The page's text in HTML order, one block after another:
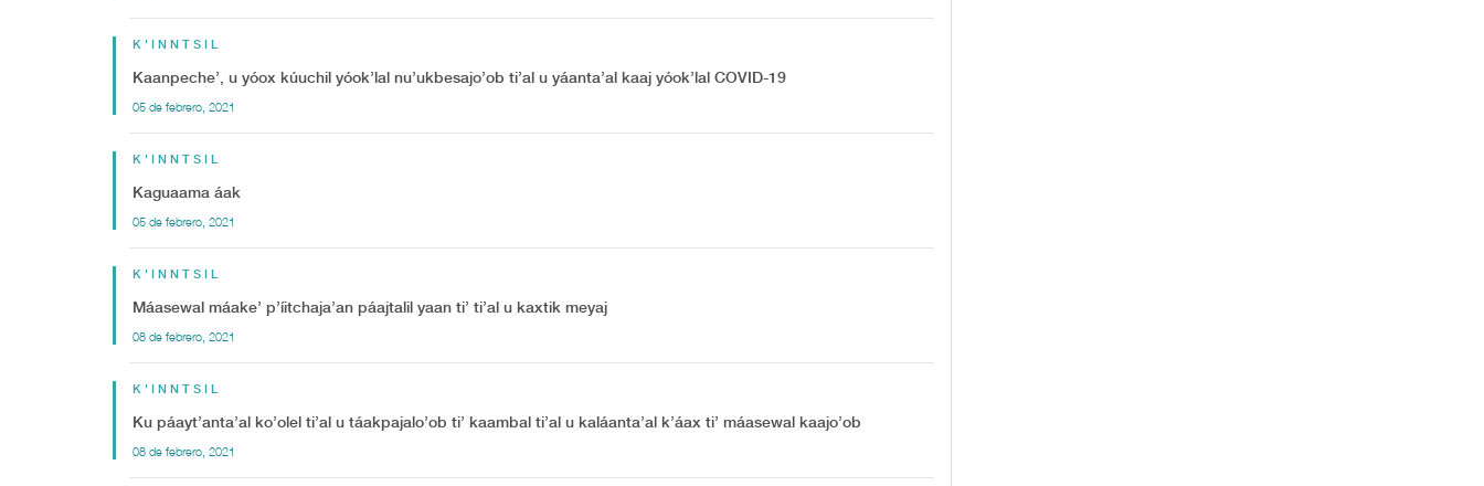
K'INNTSIL
Kaanpeche’, u yóox kúuchil yóok’lal nu’ukbesajo’ob ti’al u yáanta’al kaaj yóok’lal COVID-19
05 de febrero, 2021
K'INNTSIL
Kaguaama áak
05 de febrero, 2021
K'INNTSIL
Máasewal máake’ p’íitchaja’an páajtalil yaan ti’ ti’al u kaxtik meyaj
08 de febrero, 2021
K'INNTSIL
Ku páayt’anta’al ko’olel ti’al u táakpajalo’ob ti’ kaambal ti’al u kaláanta’al k’áax ti’ máasewal kaajo’ob
08 de febrero, 2021